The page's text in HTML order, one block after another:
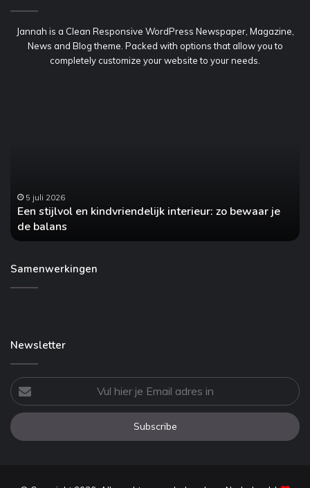
Jannah is a Clean Responsive WordPress Newspaper, Magazine,
News and Blog theme. Packed with options that allow you to
completely customize your website to your needs.
bewaar je 28 april 2026
Samenwerkingen
Newsletter
Vul
hier
je
Email
adres